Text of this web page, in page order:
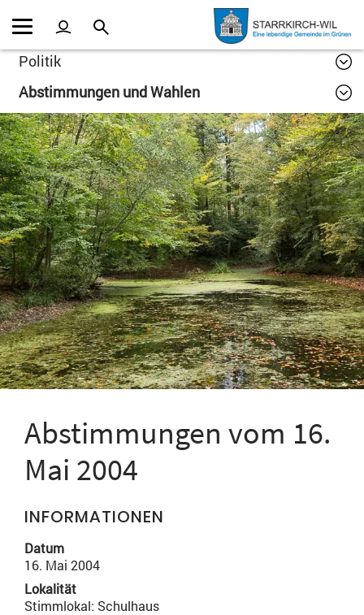
Kopfzeile
Inhalt
Politik
Abstimmungen und Wahlen
Abstimmungen vom 16.
Mai 2004
INFORMATIONEN
Datum
16. Mai 2004
Lokalität
Stimmlokal: Schulhaus